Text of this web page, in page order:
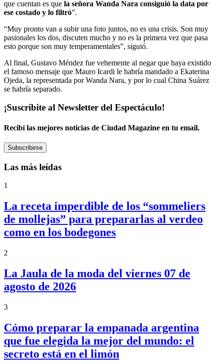
que cuentan es que la señora Wanda Nara consiguió la data por
ese costado y lo filtró”.
“Muy pronto van a subir una foto juntos, no es una crisis. Son muy
pasionales los dos, discuten mucho y no es la primera vez que pasa
esto porque son muy temperamentales”, siguió.
Al final, Gustavo Méndez fue vehemente al negar que haya existido
el famoso mensaje que Mauro Icardi le habría mandado a Ekaterina
Ojeda, la representada por Wanda Nara, y por lo cual China Suárez
se habría separado.
¡Suscribite al Newsletter del Espectáculo!
Recibí las mejores noticias de Ciudad Magazine en tu email.
Subscribirse
Las más leídas
1
La receta imperdible de los “sommeliers
de mollejas” para prepararlas al verdeo
como en los bodegones
2
La Jaula de la moda del viernes 07 de
agosto de 2026
3
Cómo preparar la empanada argentina
que fue elegida la mejor del mundo: el
secreto está en el limón